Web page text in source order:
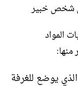
شخص خبير
المواد
يوضع للغرفة